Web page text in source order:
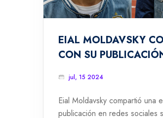
EIAL MOLDAVSKY
CON SU
DI MARÍA: 'NO
ADIÓS A SER UN
jul, 15 2024
Eial Moldavsky compartió una
publicación en redes sociales